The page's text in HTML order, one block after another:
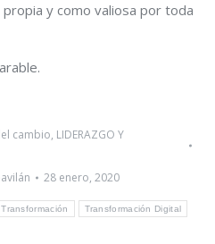
y como valiosa por toda
cambio, LIDERAZGO Y
28 enero, 2020
Transformación Transformación Digital